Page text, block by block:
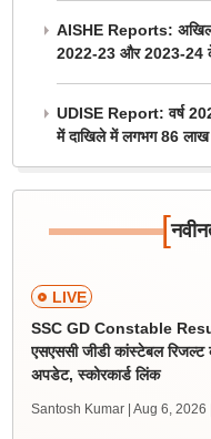
AISHE Reports: अखिल
2022-23 और 2023-24 के
UDISE Report: वर्ष
में दाखिले में लगभग 86
[
LIVE
SSC GD Constable
एसएससी जीडी कांस्टेबल
अपडेट, स्कोरकार्ड लिंक
Santosh Kumar | Aug 6, 2026